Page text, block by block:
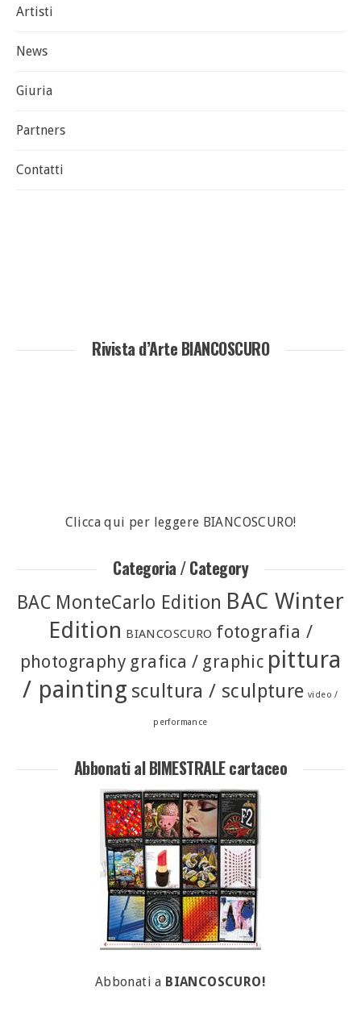
Artisti
News
Giuria
Partners
Contatti
Rivista d’Arte BIANCOSCURO
Clicca qui per leggere BIANCOSCURO!
Categoria / Category
BAC MonteCarlo Edition BAC Winter
Edition BIANCOSCURO fotografia /
photography grafica / graphic pittura
/ painting scultura / sculpture video /
performance
Abbonati al BIMESTRALE cartaceo
Abbonati a BIANCOSCURO!